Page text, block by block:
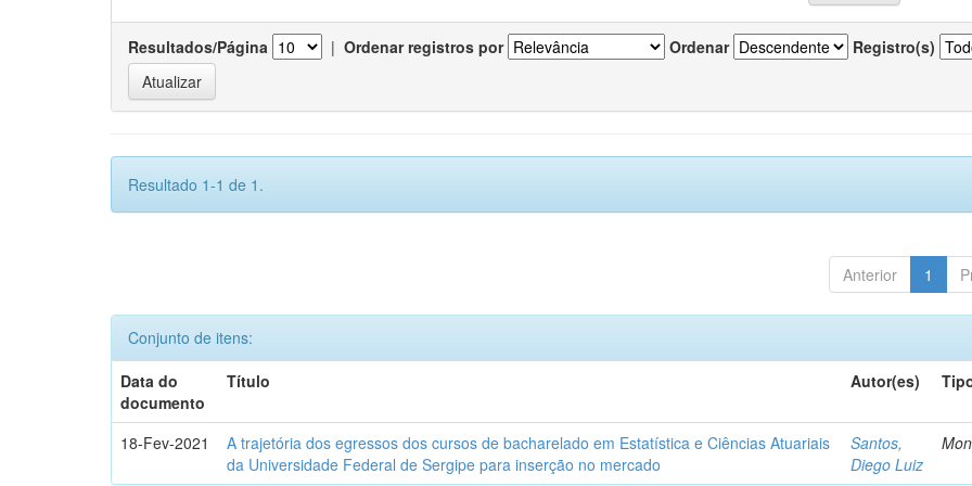
Resultados/Página | Ordenar registros por Ordenar Registro(s)
Resultado 1-1 de 1.
Anterior 1
Conjunto de itens:
Data do
documento
Título Autor(es)
18-Fev-2021
A trajetória dos egressos dos cursos de bacharelado em Estatística e Ciências Atuariais
da Universidade Federal de Sergipe para inserção no mercado
Santos,
Diego Luiz